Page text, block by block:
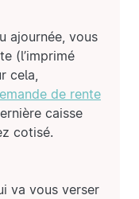
ajournée, vous
(l’imprimé
cela,
de rente
caisse
cotisé.
va vous verser